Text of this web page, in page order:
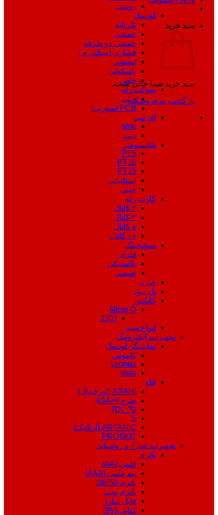
سبد خرید
سبد خرید شما خالی است.
بازگشت به فروشگاه
روسی
لودسل
تک پایه
خمشی
خمشی دو طرفه
فشاری (سیلندری)
کششی
باسکولی
خاص
سوکت رله
ریلی
PCB (سوزنی)
ای سی
smd
دیپ
پتانسیومتر
PT5
PT10
PT15
اسپانیایی
چینی
کارت رله
۲ کانال
۴ کانال
۸ کانال
۱۶ کانال
سوئیچینگ
فلزی
پلاستیکی
صنعتی
خازن
پل دیود
کانکتور
Micro-D
J30J
انواع سیم
تجهیزات الکترونیک
نمایشگر لودسل
کاموس
yaohua
vista
قلع
ASAHI (اورجینال)
طرح ASAHI
RX_70
S
ARTANIC (آرتانیک)
PROSKIT
تجهیزات شارژ و روشنایی
باتری
قلمی (AA)
نیم قلمی (AAA)
باتری 18650
باتری ویپ
قابل شارژ
کتابی (9V)